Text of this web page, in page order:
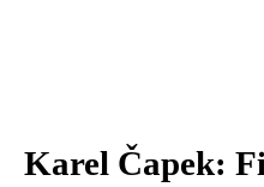
Karel Čapek: